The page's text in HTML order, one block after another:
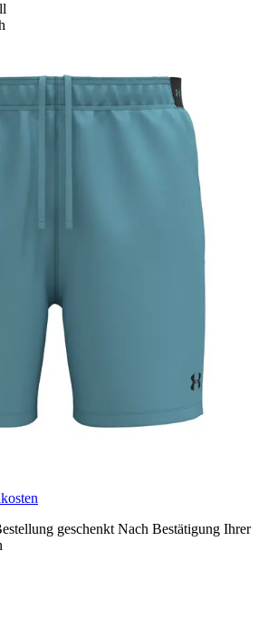
geschenkt Nach Bestätigung Ihrer